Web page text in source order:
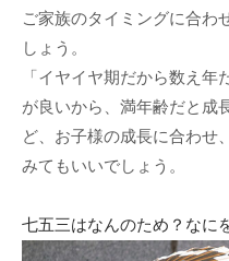
ご家族のタイミングに合わ
しょう。
「イヤイヤ期だから数え
が良いから、満年齢だと成
ど、お子様の成長に合わせ
みてもいいでしょう。
七五三はなんのため？なに